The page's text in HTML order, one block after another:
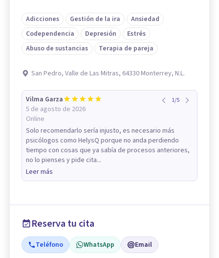
Adicciones Gestión de la ira
Ansiedad
Codependencia
Depresión
Estrés
Abuso de sustancias
Terapia de pareja
San Pedro, Valle de Las Mitras, 64330 Monterrey, N.L.
Vilma Garza
5 de agosto de 2026
Online
1/5
Solo recomendarlo sería injusto, es necesario más
psicólogos como HelysQ porque no anda perdiendo
tiempo con cosas que ya sabía de procesos anteriores,
no lo pienses y pide cita...
Leer más
Reserva tu cita
Teléfono WhatsApp Email